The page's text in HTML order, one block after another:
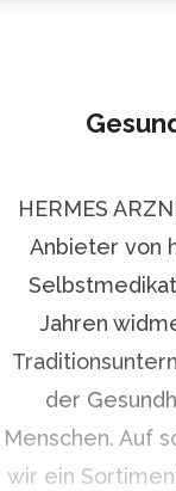
HERMES
Anbieter von
Jahren
der
Menschen. Auf
wir ein